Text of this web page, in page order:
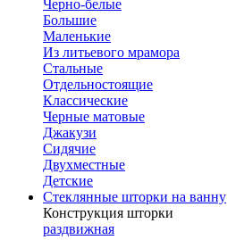
Черно-белые
Большие
Маленькие
Из литьевого мрамора
Стальные
Отдельностоящие
Классические
Черные матовые
Джакузи
Сидячие
Двухместные
Детские
Стеклянные шторки на ванну
Конструкция шторки
раздвижная